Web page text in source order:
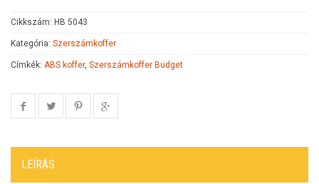
Cikkszám: HB 5043
Kategória: Szerszámkoffer
Címkék: ABS koffer, Szerszámkoffer Budget
LEÍRÁS